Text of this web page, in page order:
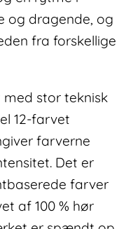
og dragende, og
fra forskellige
stor teknisk
12-farvet
farverne
Det er
farver
af 100 % hør